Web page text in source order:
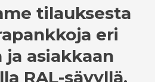
tilauksesta
eri
ja asiakkaan
RAL-sävyllä.